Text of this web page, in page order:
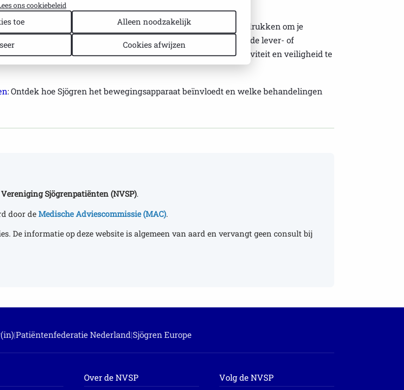
de lange termijn?
Omdat deze medicijnen het immuunsysteem onderdrukken om je
infecties. Ook kunnen sommige middelen invloed hebben op de lever- of
bij de reumatoloog essentieel om de balans tussen effectiviteit en veiligheid te
: Ontdek hoe Sjögren het bewegingsapparaat beïnvloedt en welke behandelingen
Sjögrenpatiënten (NVSP).
door de Medische Adviescommissie (MAC).
De informatie op deze website is algemeen van aard en vervangt geen consult bij
|Patiëntenfederatie Nederland|Sjögren Europe
Over de NVSP Volg de NVSP
ons cookiebeleid
toe Alleen noodzakelijk
Cookies afwijzen